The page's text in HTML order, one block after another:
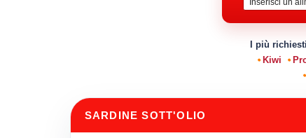
I più
Kiwi
SARDINE SOTT'OLIO